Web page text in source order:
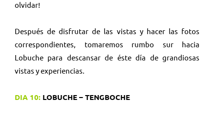
olvidar!
Después de disfrutar de las vistas y hacer las fotos
correspondientes, tomaremos rumbo sur hacia
Lobuche para descansar de éste día de grandiosas
vistas y experiencias.
DIA 10: LOBUCHE – TENGBOCHE